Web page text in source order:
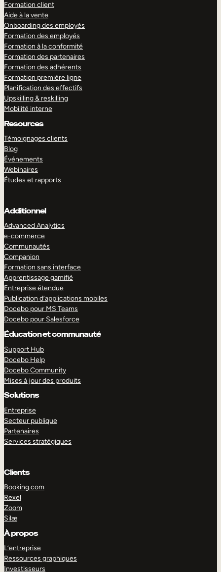
Formation client
Aide à la vente
Onboarding des employés
Formation des employés
Formation à la conformité
Formation des partenaires
Formation des adhérents
Formation première ligne
Planification des effectifs
Upskilling & reskilling
Mobilité interne
Resources
Témoignages clients
Blog
Événements
Webinaires
Études et rapports
Additionnel
Advanced Analytics
e-commerce
Communautés
Companion
Formation sans interface
Apprentissage gamifié
Entreprise étendue
Publication d’applications mobiles
Docebo pour MS Teams
Docebo pour Salesforce
Éducation et communauté
Support Hub
Docebo Help
Docebo Community
Mises à jour des produits
Solutions
Entreprise
Secteur publique
Partenaires
Services stratégiques
Clients
Booking.com
Rexel
Zoom
Silæ
À propos
L’entreprise
Ressources graphiques
Investisseurs